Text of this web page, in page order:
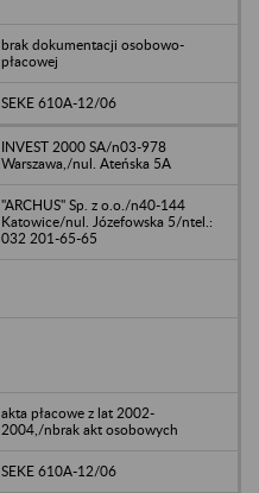
brak dokumentacji osobowo-
płacowej
SEKE 610A-12/06
INVEST 2000 SA/n03-978
Warszawa,/nul. Ateńska 5A
"ARCHUS" Sp. z o.o./n40-144
Katowice/nul. Józefowska 5/ntel.:
032 201-65-65
akta płacowe z lat 2002-
2004,/nbrak akt osobowych
SEKE 610A-12/06